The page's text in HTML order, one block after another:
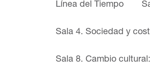
Línea del Tiempo
Sala 4. Sociedad y
Sala 8. Cambio